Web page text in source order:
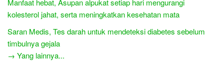
Manfaat hebat, Asupan alpukat setiap hari mengurangi
kolesterol jahat, serta meningkatkan kesehatan mata
Saran Medis, Tes darah untuk mendeteksi diabetes sebelum
timbulnya gejala
→ Yang lainnya...